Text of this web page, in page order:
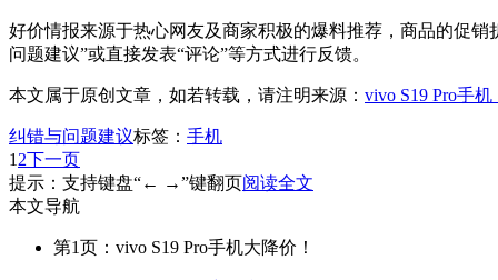
好价情报来源于热心网友及商家积极的爆料推荐，商品的促
问题建议”或直接发表“评论”等方式进行反馈。
本文属于原创文章，如若转载，请注明来源： vivo S19 Pro手
纠错与问题建议标签： 手机
1 2下一页
提示：支持键盘“← →”键翻页阅读全文
本文导航
第1页：vivo S19 Pro手机大降价！